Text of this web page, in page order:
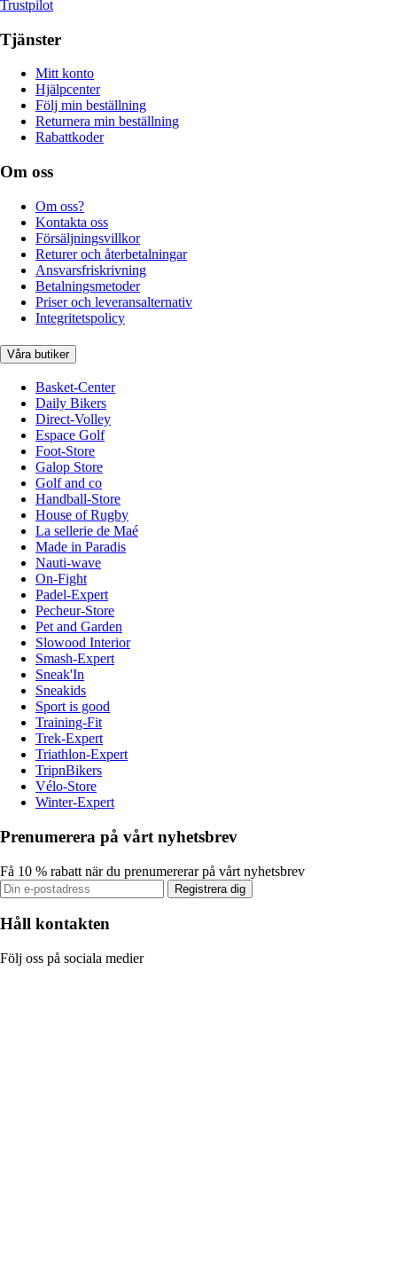
Trustpilot
Tjänster
Mitt konto
Hjälpcenter
Följ min beställning
Returnera min beställning
Rabattkoder
Om oss
Om oss?
Kontakta oss
Försäljningsvillkor
Returer och återbetalningar
Ansvarsfriskrivning
Betalningsmetoder
Priser och leveransalternativ
Integritetspolicy
Våra butiker
Basket-Center
Daily Bikers
Direct-Volley
Espace Golf
Foot-Store
Galop Store
Golf and co
Handball-Store
House of Rugby
La sellerie de Maé
Made in Paradis
Nauti-wave
On-Fight
Padel-Expert
Pecheur-Store
Pet and Garden
Slowood Interior
Smash-Expert
Sneak'In
Sneakids
Sport is good
Training-Fit
Trek-Expert
Triathlon-Expert
TripnBikers
Vélo-Store
Winter-Expert
Prenumerera på vårt nyhetsbrev
Få 10 % rabatt när du prenumererar på vårt nyhetsbrev
Registrera dig
Håll kontakten
Följ oss på sociala medier